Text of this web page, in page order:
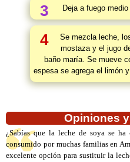
3 Deja a fuego
4
Se mezcla leche,
mostaza y el jugo
baño maría. Se mueve
espesa se agrega el limón
Opiniones
¿Sabías que la leche de soya se
consumido por muchas familias en
excelente opción para sustituir la